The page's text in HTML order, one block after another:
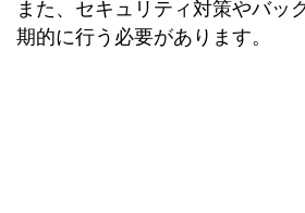
また、セキュリティ対策やバッ
期的に行う必要があります。